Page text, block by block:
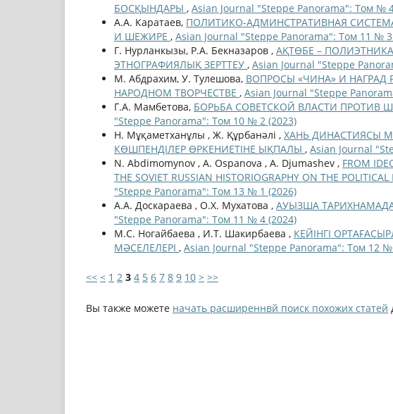
БОСҚЫНДАРЫ , Asian Journal "Steppe Panorama": Том №
А.А. Каратаев, ПОЛИТИКО-АДМИНСТРАТИВНАЯ
И ШЕЖИРЕ , Asian Journal "Steppe Panorama": Том 11 № 3
Г. Нурланкызы, Р.А. Бекназаров , АҚТӨБЕ –
ЭТНОГРАФИЯЛЫҚ ЗЕРТТЕУ , Asian Journal "Steppe
М. Абдрахим, У. Тулешова, ВОПРОСЫ «ЧИНА» И
НАРОДНОМ ТВОРЧЕСТВЕ , Asian Journal "Steppe
Г.А. Мамбетова, БОРЬБА СОВЕТСКОЙ ВЛАСТИ ПРОТИВ
"Steppe Panorama": Том 10 № 2 (2023)
Н. Мұқаметханұлы , Ж. Құрбанәлі , ХАНЬ ДИНАСТИЯСЫ
КӨШПЕНДІЛЕР ӨРКЕНИЕТІНЕ ЫҚПАЛЫ , Asian Journal
N. Abdimomynov , A. Ospanova , A. Djumashev , FROM
THE SOVIET RUSSIAN HISTORIOGRAPHY ON THE
"Steppe Panorama": Том 13 № 1 (2026)
А.А. Доскараева , О.Х. Мухатова , АУЫЗША
"Steppe Panorama": Том 11 № 4 (2024)
М.С. Ногайбаева , И.Т. Шакирбаева , КЕЙІНГІ
МӘСЕЛЕЛЕРІ , Asian Journal "Steppe Panorama": Том 12 №
<< < 1 2 3 4 5 6 7 8 9 10 > >>
Вы также можете начать расширеннвй поиск похожих статей